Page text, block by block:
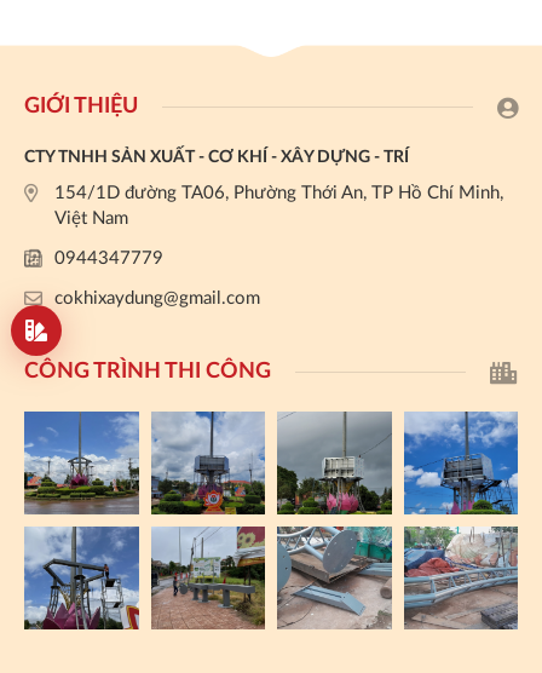
GIỚI THIỆU
CTY TNHH SẢN XUẤT - CƠ KHÍ - XÂY DỰNG - TRÍ
154/1D đường TA06, Phường Thới An, TP Hồ Chí Minh,
Việt Nam
0944347779
cokhixaydung@gmail.com
CÔNG TRÌNH THI CÔNG